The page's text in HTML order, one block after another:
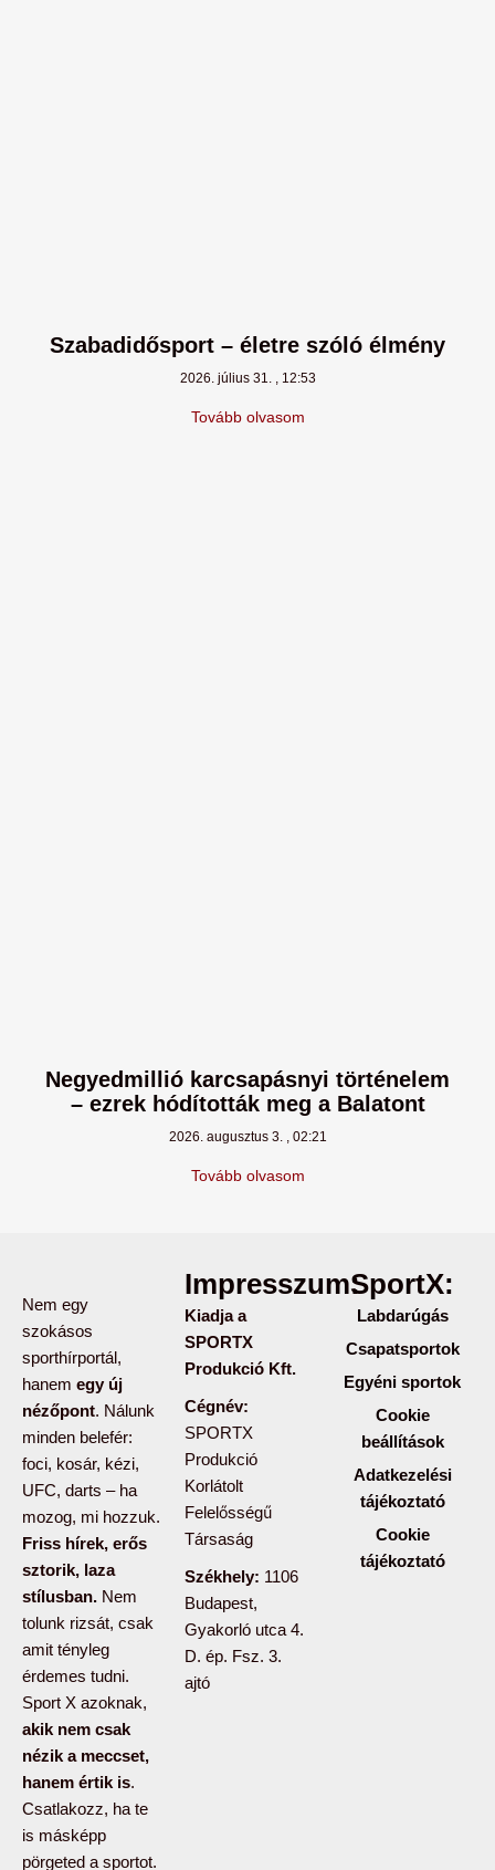
Szabadidősport – életre szóló élmény
2026. július 31. 12:53
Tovább olvasom
Negyedmillió karcsapásnyi történelem
– ezrek hódították meg a Balatont
2026. augusztus 3. 02:21
Tovább olvasom
Nem egy
szokásos
sporthírportál,
hanem egy új
nézőpont. Nálunk
minden belefér:
foci, kosár, kézi,
UFC, darts – ha
mozog, mi hozzuk.
Friss hírek, erős
sztorik, laza
stílusban. Nem
tolunk rizsát, csak
amit tényleg
érdemes tudni.
Sport X azoknak,
akik nem csak
nézik a meccset,
hanem értik is.
Csatlakozz, ha te
is másképp
pörgeted a sportot.
Impresszum:
Kiadja a
SPORTX
Produkció Kft.
Cégnév:
SPORTX
Produkció
Korlátolt
Felelősségű
Társaság
Székhely: 1106
Budapest,
Gyakorló utca 4.
D. ép. Fsz. 3.
ajtó
SportX:
Labdarúgás
Csapatsportok
Egyéni sportok
Cookie
beállítások
Adatkezelési
tájékoztató
Cookie
tájékoztató